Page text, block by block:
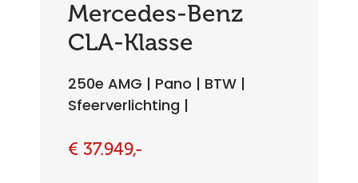
Mercedes-Benz
CLA-Klasse
250e AMG | Pano | BTW |
Sfeerverlichting |
€ 37.949,-